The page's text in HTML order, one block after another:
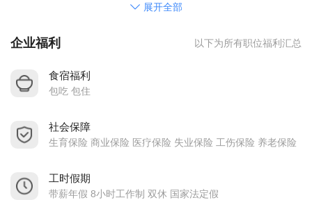
电教设备和共享单车等行业。
创新为根本，不断提高综合管理水平；公司产品拥有较强的竞
快速健康发展。公司主要客户为：三星、夏普、冠捷
Sony、松下、富士康、伟创力和兆驰等国内外知名厂商；并连
续多年被冠捷、TCL、海信、视源、魅族等客户授予“优秀供应
协会会员单位。
展开全部
企业福利 以下为所有职位福利汇总
食宿福利
包吃 包住
社会保障
生育保险 商业保险 医疗保险 失业保险 工伤保险 养老保险
工时假期
带薪年假 8小时工作制 双休 国家法定假